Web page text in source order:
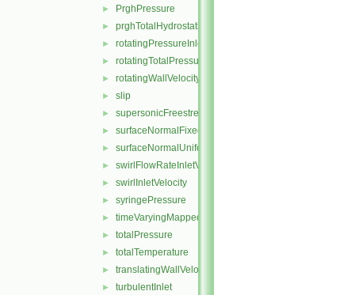
► PrghPressure
► prghTotalHydrostaticPressure
► rotatingPressureInletOutletVelocity
► rotatingTotalPressure
► rotatingWallVelocity
► slip
► supersonicFreestream
► surfaceNormalFixedValue
► surfaceNormalUniformFixedValue
► swirlFlowRateInletVelocity
► swirlInletVelocity
► syringePressure
► timeVaryingMappedFixedValue
► totalPressure
► totalTemperature
► translatingWallVelocity
► turbulentInlet